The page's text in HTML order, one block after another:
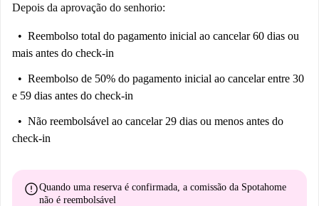
Depois da aprovação do senhorio:
Reembolso total do pagamento inicial ao cancelar 60 dias ou
mais antes do check-in
Reembolso de 50% do pagamento inicial ao cancelar entre 30
e 59 dias antes do check-in
Não reembolsável ao cancelar 29 dias ou menos antes do
check-in
errorQuando uma reserva é confirmada, a comissão da Spotahome
não é reembolsável